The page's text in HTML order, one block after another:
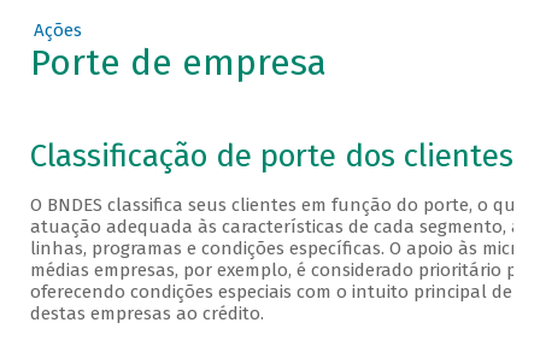
Ações
Porte de empresa
Veja a classificação a seguir
Classificação de porte dos clientes
O BNDES classifica seus clientes em função do porte, o que
atuação adequada às características de cada segmento,
linhas, programas e condições específicas. O apoio às micro,
médias empresas, por exemplo, é considerado prioritário pelo
oferecendo condições especiais com o intuito principal de
destas empresas ao crédito.